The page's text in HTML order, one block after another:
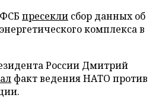
пресекли сбор данных об
комплекса в
России Дмитрий
факт ведения НАТО против